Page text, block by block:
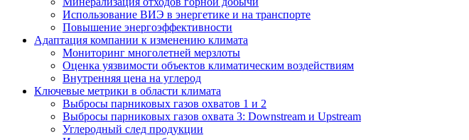
Использование ВИЭ в энергетике и на транспорте
Повышение энергоэффективности
Адаптация компании к изменению климата
Мониторинг многолетней мерзлоты
Оценка уязвимости объектов климатическим воздействиям
Внутренняя цена на углерод
Ключевые метрики в области климата
Выбросы парниковых газов охватов 1 и 2
Выбросы парниковых газов охвата 3: Downstream и Upstream
Углеродный след продукции